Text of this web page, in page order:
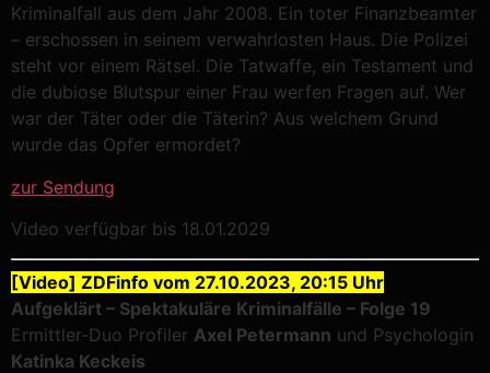
Kriminalfall aus dem Jahr 2008. Ein toter Finanzbeamter
– erschossen in seinem verwahrlosten Haus. Die Polizei
steht vor einem Rätsel. Die Tatwaffe, ein Testament und
die dubiose Blutspur einer Frau werfen Fragen auf. Wer
war der Täter oder die Täterin? Aus welchem Grund
wurde das Opfer ermordet?
zur Sendung
Video verfügbar bis 18.01.2029
[Video] ZDFinfo vom 27.10.2023, 20:15 Uhr
Aufgeklärt – Spektakuläre Kriminalfälle – Folge 19
Ermittler-Duo Profiler Axel Petermann und Psychologin
Katinka Keckeis